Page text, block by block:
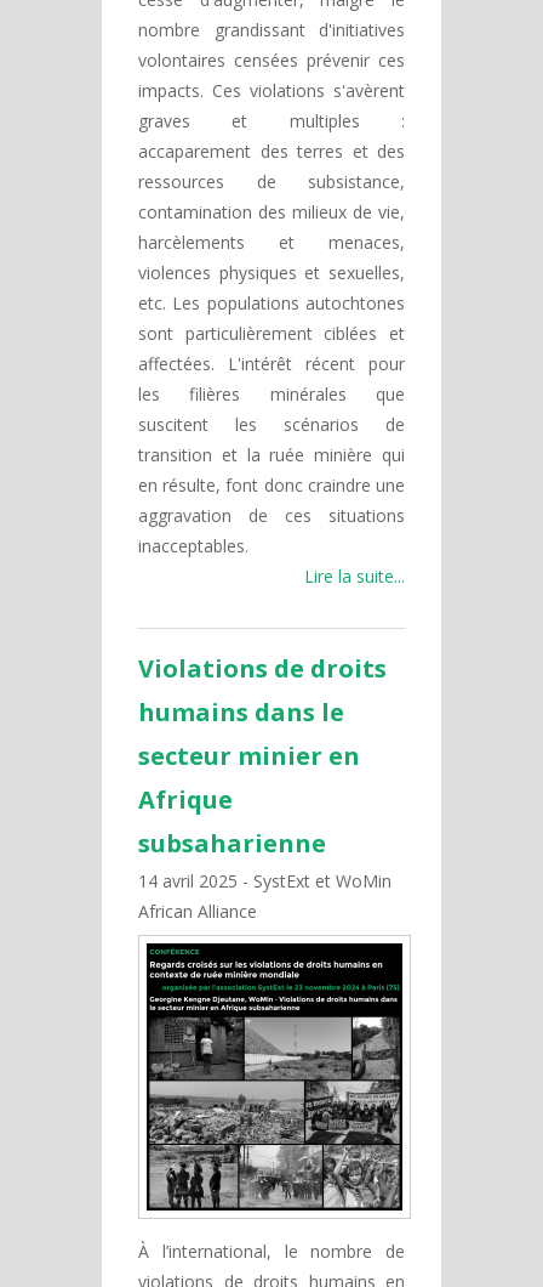
nombre grandissant d'initiatives
volontaires censées prévenir ces
impacts. Ces violations s'avèrent
graves et multiples :
accaparement des terres et des
ressources de subsistance,
contamination des milieux de vie,
harcèlements et menaces,
violences physiques et sexuelles,
etc. Les populations autochtones
sont particulièrement ciblées et
affectées. L'intérêt récent pour
les filières minérales que
suscitent les scénarios de
transition et la ruée minière qui
en résulte, font donc craindre une
aggravation de ces situations
inacceptables.
Lire la suite...
Violations de droits
humains dans le
secteur minier en
Afrique
subsaharienne
14 avril 2025
SystExt et WoMin
African Alliance
À l’international, le nombre de
violations de droits humains en